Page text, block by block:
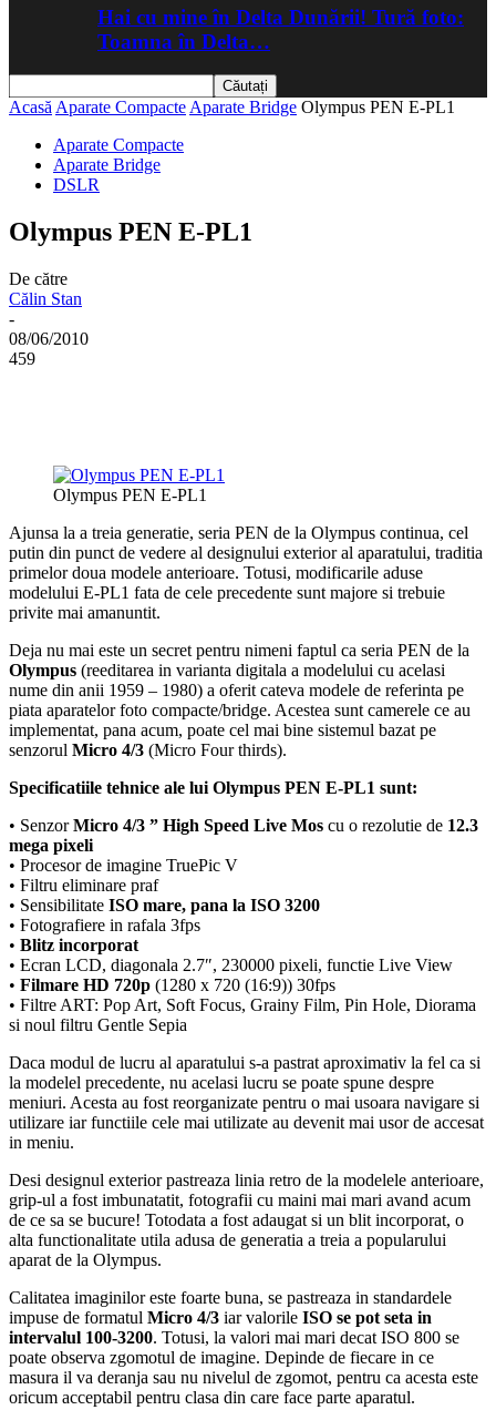
Hai cu mine în Delta Dunării! Tură foto:
Toamna în Delta…
Acasă Aparate Compacte Aparate Bridge Olympus PEN E-PL1
Aparate Compacte
Aparate Bridge
DSLR
Olympus PEN E-PL1
De către
Călin Stan
-
08/06/2010
459
Olympus PEN E-PL1
Ajunsa la a treia generatie, seria PEN de la Olympus continua, cel
putin din punct de vedere al designului exterior al aparatului, traditia
primelor doua modele anterioare. Totusi, modificarile aduse
modelului E-PL1 fata de cele precedente sunt majore si trebuie
privite mai amanuntit.
Deja nu mai este un secret pentru nimeni faptul ca seria PEN de la
Olympus (reeditarea in varianta digitala a modelului cu acelasi
nume din anii 1959 – 1980) a oferit cateva modele de referinta pe
piata aparatelor foto compacte/bridge. Acestea sunt camerele ce au
implementat, pana acum, poate cel mai bine sistemul bazat pe
senzorul Micro 4/3 (Micro Four thirds).
Specificatiile tehnice ale lui Olympus PEN E-PL1 sunt:
• SenzorMicro 4/3 ” High Speed Live Mos cu o rezolutie de 12.3
mega pixeli
• Procesor de imagine TruePic V
• Filtru eliminare praf
• Sensibilitate ISO mare, pana la ISO 3200
• Fotografiere in rafala 3fps
• Blitz incorporat
• Ecran LCD, diagonala 2.7″, 230000 pixeli, functie Live View
• Filmare HD 720p (1280 x 720 (16:9)) 30fps
• Filtre ART: Pop Art, Soft Focus, Grainy Film, Pin Hole, Diorama
si noul filtru Gentle Sepia
Daca modul de lucru al aparatului s-a pastrat aproximativ la fel ca si
la modelel precedente, nu acelasi lucru se poate spune despre
meniuri. Acesta au fost reorganizate pentru o mai usoara navigare si
utilizare iar functiile cele mai utilizate au devenit mai usor de accesat
in meniu.
Desi designul exterior pastreaza linia retro de la modelele anterioare,
grip-ul a fost imbunatatit, fotografii cu maini mai mari avand acum
de ce sa se bucure! Totodata a fost adaugat si un blit incorporat, o
alta functionalitate utila adusa de generatia a treia a popularului
aparat de la Olympus.
Calitatea imaginilor este foarte buna, se pastreaza in standardele
impuse de formatul Micro 4/3 iar valorile ISO se pot seta in
intervalul 100-3200. Totusi, la valori mai mari decat ISO 800 se
poate observa zgomotul de imagine. Depinde de fiecare in ce
masura il va deranja sau nu nivelul de zgomot, pentru ca acesta este
oricum acceptabil pentru clasa din care face parte aparatul.